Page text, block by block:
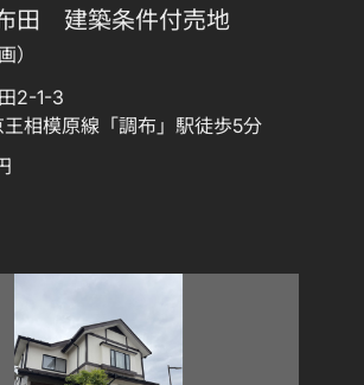
田 建築条件付売地
）
2-1-3
相模原線「調布」駅徒歩5分